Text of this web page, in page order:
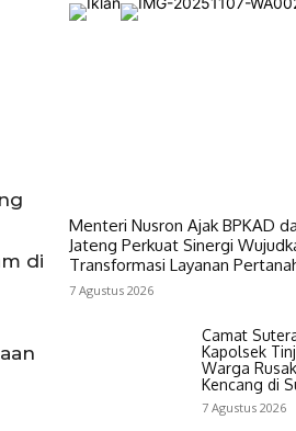
di
Menteri Nusron Ajak BPKAD
Jateng Perkuat Sinergi
Transformasi Layanan
7 Agustus 2026
Camat
Kapolsek
Warga
Kencang di
7 Agustus 2026